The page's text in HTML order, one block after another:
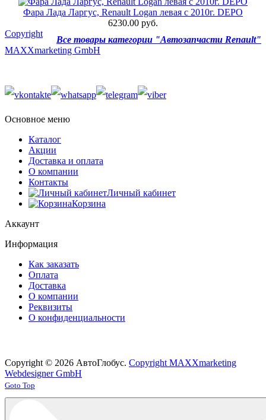
Фара Лада Ларгус, Renault Logan левая с 2010г. DEPO
6230.00 руб.
Все товары категории "Автозапчасти Renault"
Copyright
MAXXmarketing GmbH
Основное меню
Каталог
Акции
Доставка и оплата
О компании
Контакты
Личный кабинет
Корзина
Аккаунт
Информация
Как заказать
Оплата
Доставка
О компании
Реквизиты
О конфиденциальности
Copyright © 2026 АвтоГлобус. Copyright MAXXmarketing
Webdesigner GmbH
Joomla! 3 Templates
Goto Top